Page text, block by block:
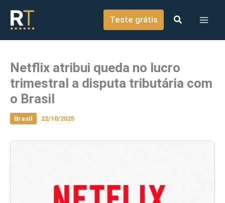
conteúdo
Teste grátis
Netflix atribui queda no lucro
trimestral a disputa tributária com
o Brasil
Brasil 22/10/2025